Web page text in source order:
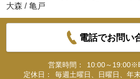
大森 / 亀戸
電話でお問い
営業時間：
10:00～19:00※
定休日：
毎週土曜日、日曜日、年